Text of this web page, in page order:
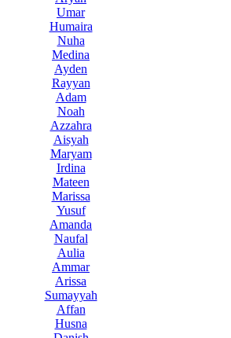
Umar
Humaira
Nuha
Medina
Ayden
Rayyan
Adam
Noah
Azzahra
Aisyah
Maryam
Irdina
Mateen
Marissa
Yusuf
Amanda
Naufal
Aulia
Ammar
Arissa
Sumayyah
Affan
Husna